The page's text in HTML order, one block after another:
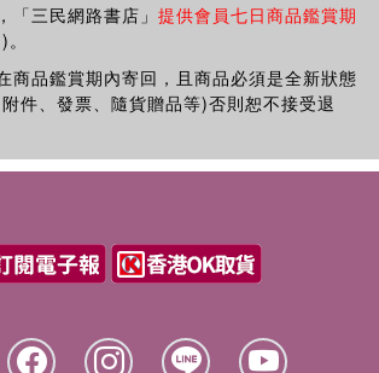
「三民網路書店」 提供會員七日商品鑑賞期
商品鑑賞期內寄回，且商品必須是全新狀態
件、發票、隨貨贈品等)否則恕不接受退